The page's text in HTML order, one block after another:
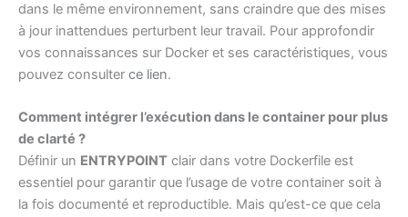
dans le même environnement, sans craindre que des mises
à jour inattendues perturbent leur travail. Pour approfondir
vos connaissances sur Docker et ses caractéristiques, vous
pouvez consulter ce lien.
Comment intégrer l’exécution dans le container pour plus
de clarté ?
Définir un ENTRYPOINT clair dans votre Dockerfile est
essentiel pour garantir que l’usage de votre container soit à
la fois documenté et reproductible. Mais qu’est-ce que cela